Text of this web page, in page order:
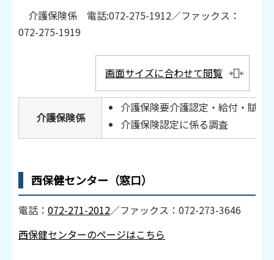
介護保険係 電話:072-275-1912／ファックス：
072-275-1919
画面サイズに合わせて閲覧
介護保険係
介護保険要介護認定・給付・賦課
介護保険認定に係る調査
西保健センター（窓口）
電話： 072-271-2012／ファックス：072-273-3646
西保健センターのページはこちら